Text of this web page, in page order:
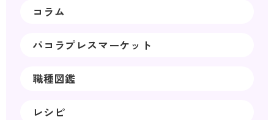
コラム
パコラプレスマーケット
職種図鑑
レシピ